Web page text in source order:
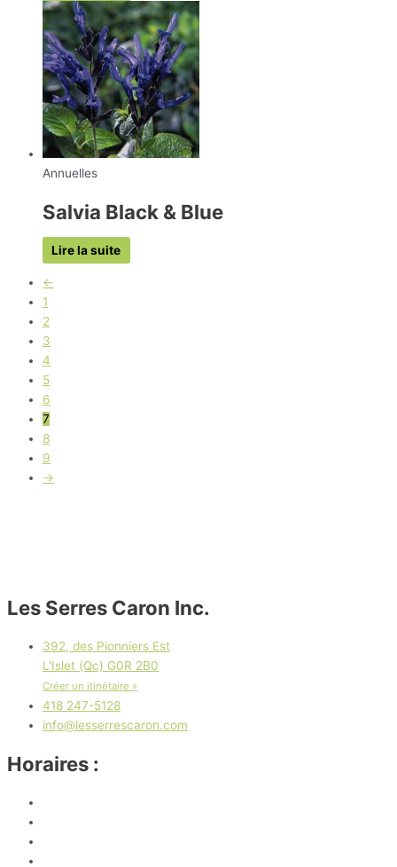
Annuelles
Salvia Black & Blue
Lire la suite
←
1
2
3
4
5
6
7
8
9
→
Les Serres Caron Inc.
392, des Pionniers Est
L'Islet (Qc) G0R 2B0
Créer un itinétaire »
418 247-5128
info@lesserrescaron.com
Horaires :